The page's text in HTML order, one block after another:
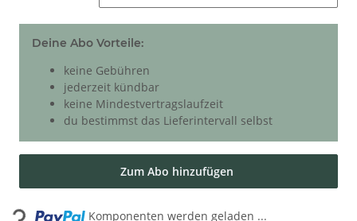
Deine Abo Vorteile:
keine Gebühren
jederzeit kündbar
keine Mindestvertragslaufzeit
du bestimmst das Lieferintervall selbst
Zum Abo hinzufügen
Loading... Komponenten werden geladen ...